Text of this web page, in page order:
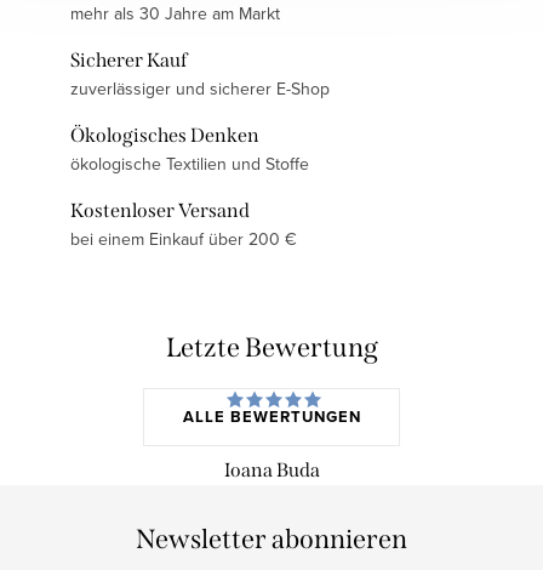
mehr als 30 Jahre am Markt
Sicherer Kauf
zuverlässiger und sicherer E-Shop
Ökologisches Denken
ökologische Textilien und Stoffe
Kostenloser Versand
bei einem Einkauf über 200 €
Letzte Bewertung
ALLE BEWERTUNGEN
Ioana Buda
Newsletter abonnieren